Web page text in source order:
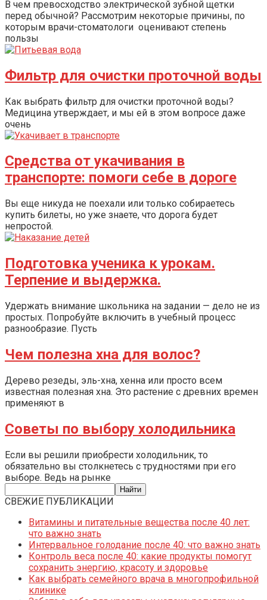
В чем превосходство электрической зубной щетки
перед обычной? Рассмотрим некоторые причины, по
которым врачи-стоматологи оценивают степень
пользы
Фильтр для очистки проточной воды
Как выбрать фильтр для очистки проточной воды?
Медицина утверждает, и мы ей в этом вопросе даже
очень
Средства от укачивания в
транспорте: помоги себе в дороге
Вы еще никуда не поехали или только собираетесь
купить билеты, но уже знаете, что дорога будет
непростой.
Подготовка ученика к урокам.
Терпение и выдержка.
Удержать внимание школьника на задании — дело не из
простых. Попробуйте включить в учебный процесс
разнообразие. Пусть
Чем полезна хна для волос?
Дерево резеды, эль-хна, хенна или просто всем
известная полезная хна. Это растение с древних времен
применяют в
Советы по выбору холодильника
Если вы решили приобрести холодильник, то
обязательно вы столкнетесь с трудностями при его
выборе. Ведь на рынке
СВЕЖИЕ ПУБЛИКАЦИИ
Витамины и питательные вещества после 40 лет:
что важно знать
Интервальное голодание после 40: что важно знать
Контроль веса после 40: какие продукты помогут
сохранить энергию, красоту и здоровье
Как выбрать семейного врача в многопрофильной
клинике